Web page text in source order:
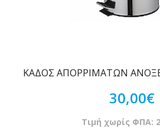
ΚΑΔΟΣ ΑΠΟΡΡΙΜΑΤΩΝ
30,00€
Τιμή χωρίς ΦΠΑ: